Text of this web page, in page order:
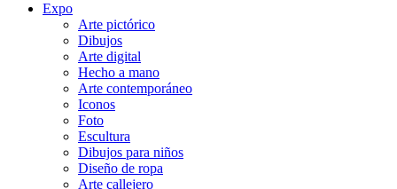
Expo
Arte pictórico
Dibujos
Arte digital
Hecho a mano
Arte contemporáneo
Iconos
Foto
Escultura
Dibujos para niños
Diseño de ropa
Arte callejero